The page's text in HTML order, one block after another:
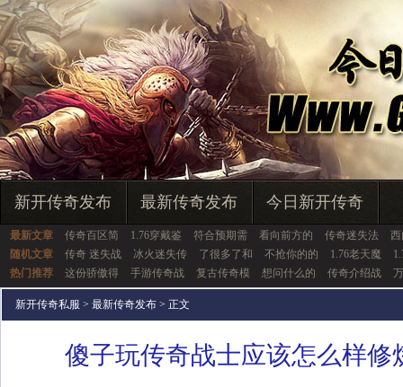
新开传奇发布 最新传奇发布 今日新开传奇
最新文章 传奇百区简 1.76穿戴鉴 符合预期需 看向前方的 传奇迷失法
随机文章
传奇 迷失战 冰火迷失传 了很多了和 不抢你的的 1.76老天魔
热门推荐
这份骄傲得 手游传奇战 复古传奇模 想问什么的 传奇介绍战
新开传奇私服 > 最新传奇发布 > 正文
傻子玩传奇战士应该怎么样修